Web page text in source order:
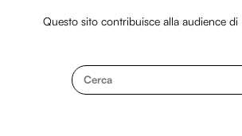
Questo sito contribuisce alla audience di
Cerca